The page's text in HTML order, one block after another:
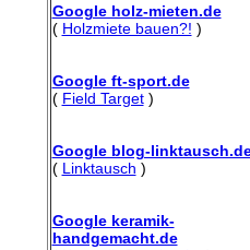
Google holz-mieten.de
( Holzmiete bauen?! )
Google ft-sport.de
( Field Target)
Google blog-
( Linktausch )
Google keramik-
handgemacht.de